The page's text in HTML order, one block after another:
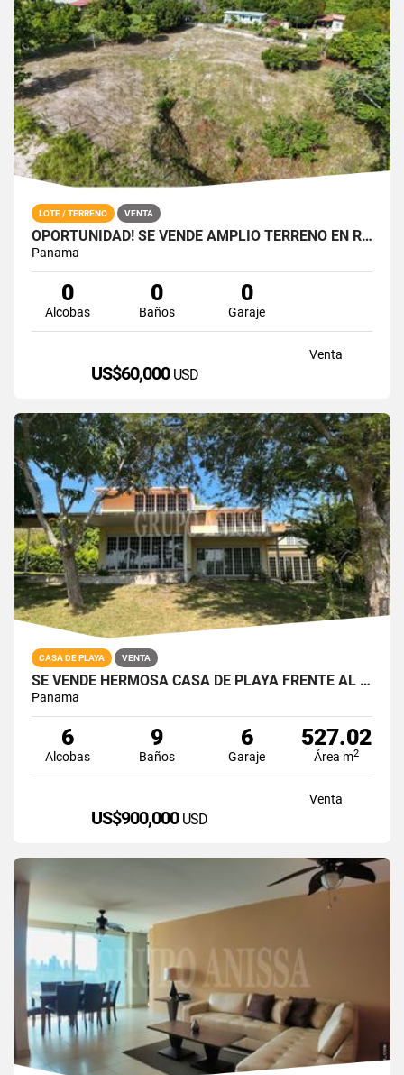
LOTE / TERRENO VENTA
OPORTUNIDAD! SE VENDE AMPLIO TERRENO EN RIO HATO
Panama
0
Alcobas
0
Baños
0
Garaje
Venta
US$60,000 USD
CASA DE PLAYA VENTA
SE VENDE HERMOSA CASA DE PLAYA FRENTE AL MAR EN GORGONA!
Panama
6
Alcobas
9
Baños
6
Garaje
527.02
Área m2
Venta
US$900,000 USD